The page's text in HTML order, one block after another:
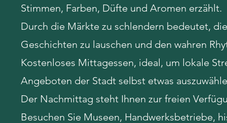
Stimmen, Farben, Düfte und Aromen erzählt.
Durch die Märkte zu schlendern bedeutet,
Geschichten zu lauschen und den wahren
Kostenloses Mittagessen, ideal, um lokale
Angeboten der Stadt selbst etwas
Der Nachmittag steht Ihnen zur freien
Besuchen Sie Museen, Handwerksbetriebe,